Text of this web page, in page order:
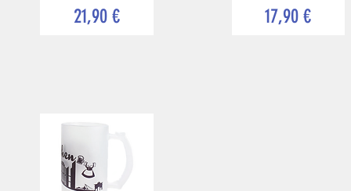
Prix
21,90 € Prix
17,90 €